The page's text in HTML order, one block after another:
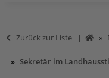
Zurück zur Liste
Sekretär im